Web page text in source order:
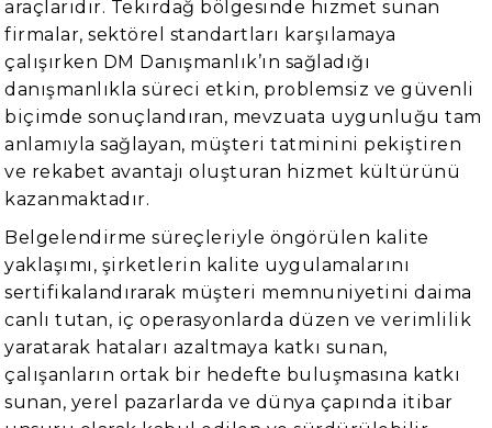
araçlarıdır. Tekirdağ bölgesinde hizmet sunan
firmalar, sektörel standartları karşılamaya
çalışırken DM Danışmanlık’ın sağladığı
danışmanlıkla süreci etkin, problemsiz ve güvenli
biçimde sonuçlandıran, mevzuata uygunluğu tam
anlamıyla sağlayan, müşteri tatminini pekiştiren
ve rekabet avantajı oluşturan hizmet kültürünü
kazanmaktadır.
Belgelendirme süreçleriyle öngörülen kalite
yaklaşımı, şirketlerin kalite uygulamalarını
sertifikalandırarak müşteri memnuniyetini daima
canlı tutan, iç operasyonlarda düzen ve verimlilik
yaratarak hataları azaltmaya katkı sunan,
çalışanların ortak bir hedefte buluşmasına katkı
sunan, yerel pazarlarda ve dünya çapında itibar